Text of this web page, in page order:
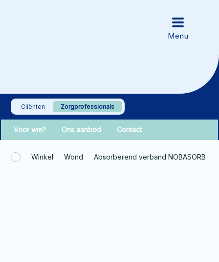
Cliënten Zorgprofessionals
Voor wie? Ons aanbod Contact
Winkel Wond Absorberend verband NOBASORB